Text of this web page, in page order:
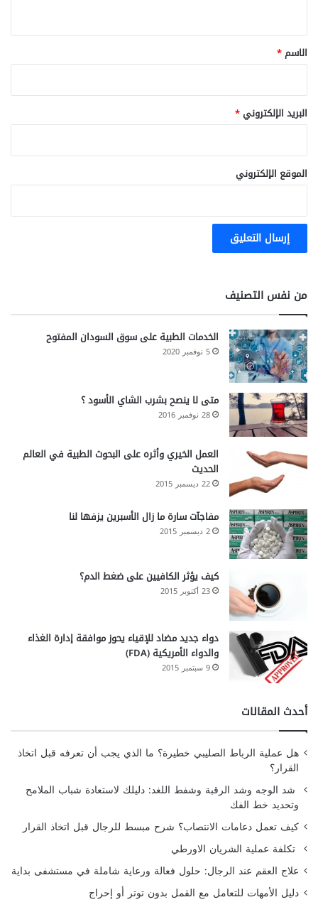
*
الاسم*
البريد الإلكتروني*
الموقع الإلكتروني
من نفس التصنيف
الخدمات الطبية على سوق السودان المفتوح
5 نوفمبر 2020
متى لا ينصح بشرب الشاي الأسود ؟
28 نوفمبر 2016
العمل الخيري وأثره على البحوث الطبية في العالم
الحديث
22 ديسمبر 2015
مفاجآت سارة ما زال الأسبرين يزفها لنا
2 ديسمبر 2015
كيف يؤثر الكافيين على ضغط الدم؟
23 أكتوبر 2015
دواء جديد مضاد للإقياء يحوز موافقة إدارة الغذاء
والدواء الأمريكية (FDA)
9 سبتمبر 2015
أحدث المقالات
هل عملية الرباط الصليبي خطيرة؟ ما الذي يجب أن تعرفه قبل اتخاذ
القرار؟
شد الوجه وشد الرقبة وشفط اللغد: دليلك لاستعادة شباب الملامح
وتحديد خط الفك
كيف تعمل دعامات الانتصاب؟ شرح مبسط للرجال قبل اتخاذ القرار
تكلفة عملية الشريان الاورطي
علاج العقم عند الرجال: حلول فعالة ورعاية شاملة في مستشفى بداية
دليل الأمهات للتعامل مع القمل بدون توتر أو إحراج